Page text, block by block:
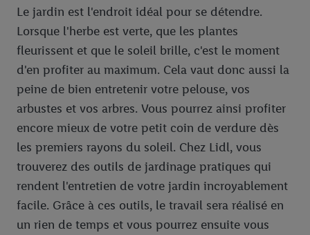
Le jardin est l'endroit idéal pour se détendre.
Lorsque l'herbe est verte, que les plantes
fleurissent et que le soleil brille, c'est le moment
d'en profiter au maximum. Cela vaut donc aussi la
peine de bien entretenir votre pelouse, vos
arbustes et vos arbres. Vous pourrez ainsi profiter
encore mieux de votre petit coin de verdure dès
les premiers rayons du soleil. Chez Lidl, vous
trouverez des outils de jardinage pratiques qui
rendent l'entretien de votre jardin incroyablement
facile. Grâce à ces outils, le travail sera réalisé en
un rien de temps et vous pourrez ensuite vous